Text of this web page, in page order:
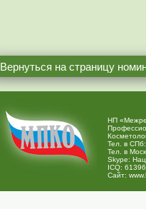
Вернуться на страницу
НП
Тел. в
Тел. в
Skype:
ICQ:
Сайт: